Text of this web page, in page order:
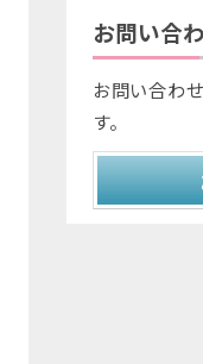
お問い合
お問い合わ
す。